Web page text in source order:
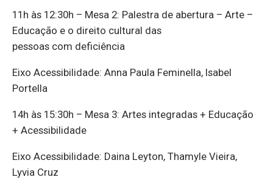
11h às 12:30h – Mesa 2: Palestra de abertura – Arte –
Educação e o direito cultural das
pessoas com deficiência
Eixo Acessibilidade: Anna Paula Feminella, Isabel
Portella
14h às 15:30h – Mesa 3: Artes integradas + Educação
+ Acessibilidade
Eixo Acessibilidade: Daina Leyton, Thamyle Vieira,
Lyvia Cruz